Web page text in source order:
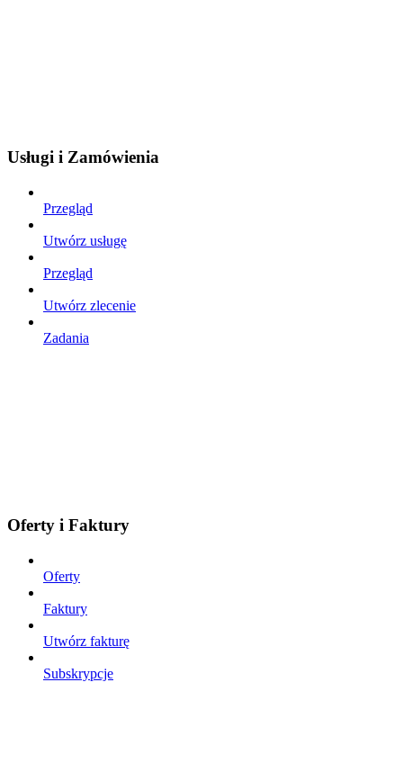
Usługi i Zamówienia
Przegląd
Utwórz usługę
Przegląd
Utwórz zlecenie
Zadania
Oferty i Faktury
Oferty
Faktury
Utwórz fakturę
Subskrypcje